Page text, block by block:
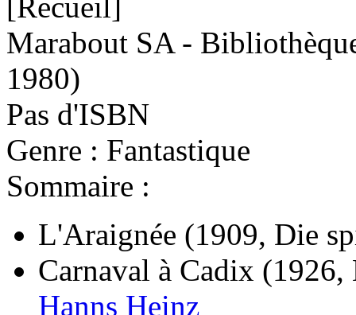
Marabout SA -
1980)
Pas d'ISBN
Genre : Fantastique
Sommaire :
L'Araignée (1909, Die
Carnaval à Cadix (1926,
Hanns Heinz